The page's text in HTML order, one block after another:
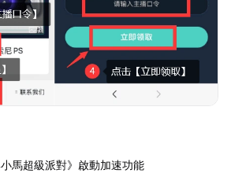
馬超級派對》啟動加速功能